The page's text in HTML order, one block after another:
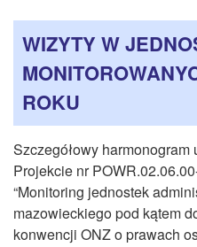
główne
strony
WIZYTY W
ROKU
Szczegółowy
Projekcie nr
“Monitoring jednostek
mazowieckiego pod kątem
konwencji ONZ o prawach